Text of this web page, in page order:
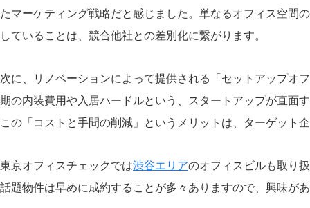
たマーケティング戦略だと感じました。単なるオフィス空間
していることは、競合他社との差別化に繋がります。
次に、リノベーションによって提供される「セットアップオ
期の内装費用や入居ハードルという、スタートアップが直面
この「コストと手間の削減」というメリットは、ターゲット
東京オフィスチェックでは渋谷エリアのオフィスビルも取り
話題物件は早めに成約することが多々ありますので、興味が